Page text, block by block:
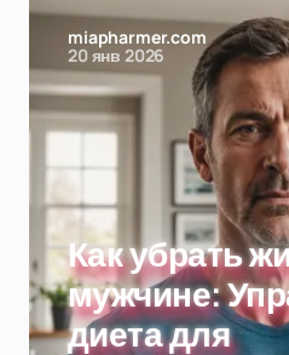
miapharmer.com
20 янв 2026
Как убрать
мужчине:
диета для